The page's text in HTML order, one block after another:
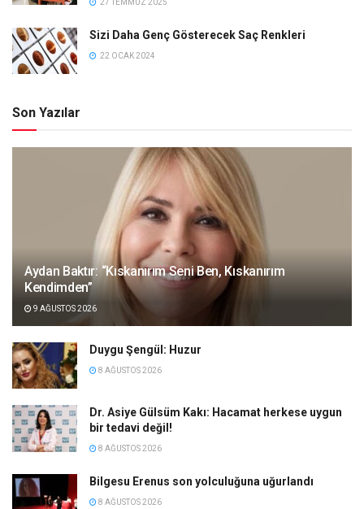
27 TEMMUZ 2025
Sizi Daha Genç Gösterecek Saç Renkleri
22 OCAK 2024
Son Yazılar
Aydan Baktır: “Kıskanırım Seni Ben, Kıskanırım
Kendimden”
9 AĞUSTOS 2026
Duygu Şengül: Huzur
8 AĞUSTOS 2026
Dr. Asiye Gülsüm Kakı: Hacamat herkese uygun
bir tedavi değil!
8 AĞUSTOS 2026
Bilgesu Erenus son yolculuğuna uğurlandı
8 AĞUSTOS 2026